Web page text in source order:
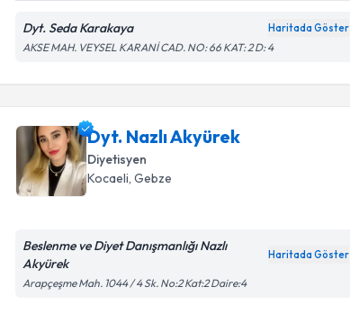
Dyt. Seda Karakaya Haritada Göster
AKSE MAH. VEYSEL KARANİ CAD. NO: 66 KAT: 2 D: 4
Dyt. Nazlı Akyürek
Diyetisyen
Kocaeli , Gebze
Beslenme ve Diyet Danışmanlığı Nazlı
Akyürek
Haritada Göster
Arapçeşme Mah. 1044 / 4 Sk. No:2 Kat:2 Daire:4